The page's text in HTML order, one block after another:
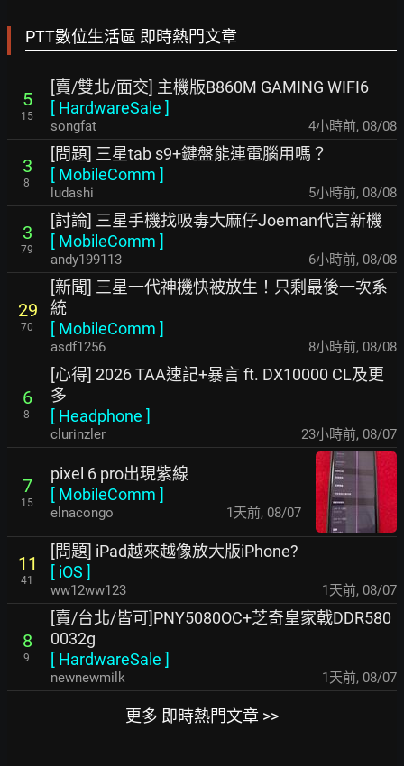
PTT數位生活區 即時熱門文章
5
15
[賣/雙北/面交] 主機版B860M GAMING WIFI6
[ HardwareSale ]
songfat 4小時前, 08/08
3
8
[問題] 三星tab s9+鍵盤能連電腦用嗎？
[ MobileComm ]
ludashi 5小時前, 08/08
3
79
[討論] 三星手機找吸毒大麻仔Joeman代言新機
[ MobileComm ]
andy199113 6小時前, 08/08
29
70
[新聞] 三星一代神機快被放生！只剩最後一次系
統
[ MobileComm ]
asdf1256 8小時前, 08/08
6
8
[心得] 2026 TAA速記+暴言 ft. DX10000 CL及更
多
[ Headphone ]
clurinzler 23小時前, 08/07
7
15
pixel 6 pro出現紫線
[ MobileComm ]
elnacongo 1天前, 08/07
11
41
[問題] iPad越來越像放大版iPhone?
[ iOS ]
ww12ww123 1天前, 08/07
8
9
[賣/台北/皆可]PNY5080OC+芝奇皇家戟DDR580
0032g
[ HardwareSale ]
newnewmilk 1天前, 08/07
更多 即時熱門文章 >>